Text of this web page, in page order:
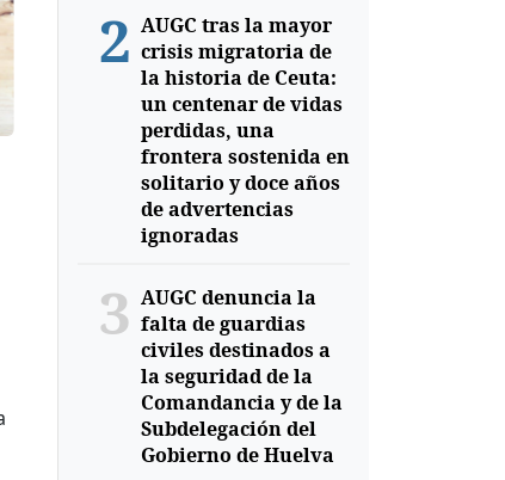
2 AUGC tras la mayor
crisis migratoria de
la historia de Ceuta:
un centenar de vidas
perdidas, una
frontera sostenida en
solitario y doce años
de advertencias
ignoradas
3 AUGC denuncia la
falta de guardias
civiles destinados a
la seguridad de la
Comandancia y de la
Subdelegación del
Gobierno de Huelva